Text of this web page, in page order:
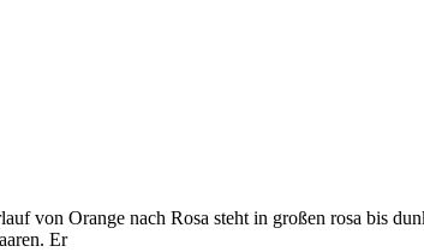
von Orange nach Rosa steht in großen rosa bis
Er